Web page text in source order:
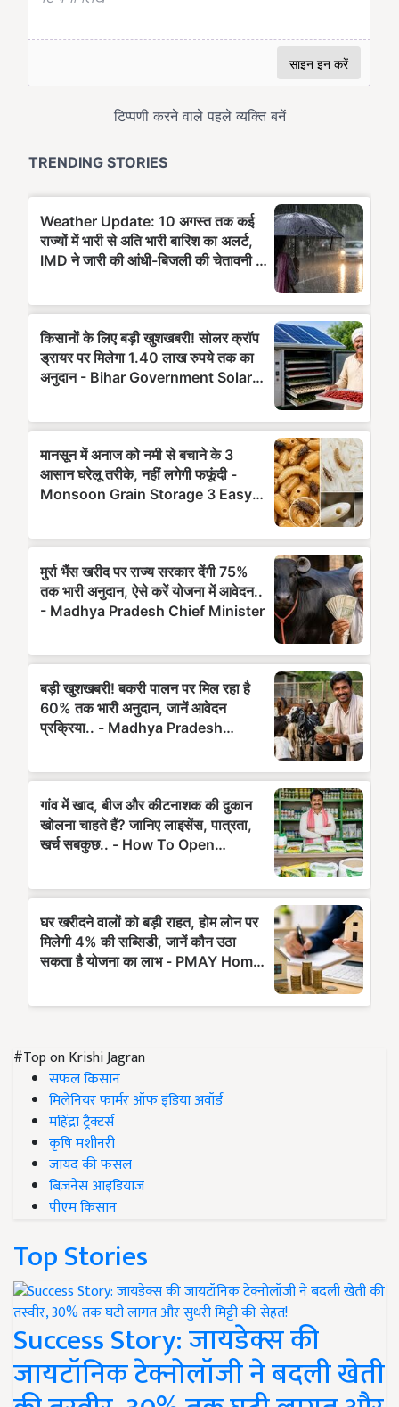
#Top on Krishi Jagran
सफल किसान
मिलेनियर फार्मर ऑफ इंडिया अवॉर्ड
महिंद्रा ट्रैक्टर्स
कृषि मशीनरी
जायद की फसल
बिज़नेस आइडियाज
पीएम किसान
Top Stories
Success Story: जायडेक्स की
जायटॉनिक टेक्नोलॉजी ने बदली खेती